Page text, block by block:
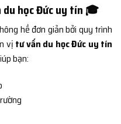
học Đức uy tín 🎓
hề đơn giản bởi quy trình
vị tư vấn du học Đức uy tín
bạn: